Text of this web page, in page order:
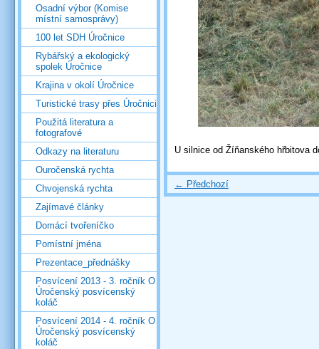
U silnice od Žíňanského hřbitova
← Předchozí
Osadní výbor (Komise
místní samosprávy)
100 let SDH Úročnice
Rybářský a ekologický
spolek Úročnice
Krajina v okolí Úročnice
Turistické trasy přes Úročnici
Použitá literatura a
fotografové
Odkazy na literaturu
Ouročenská rychta
Chvojenská rychta
Zajímavé články
Domácí tvořeníčko
Pomístní jména
Prezentace_přednášky
Posvícení 2013 - 3. ročník O
Úročenský posvícenský
koláč
Posvícení 2014 - 4. ročník O
Úročenský posvícenský
koláč